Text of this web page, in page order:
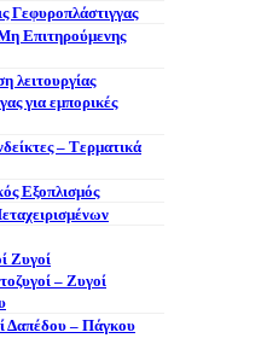
Γεφυροπλάστιγγας
Επιτηρούμενης
λειτουργίας
για εμπορικές
– Tερματικά
Εξοπλισμός
Ζυγοί
– Ζυγοί
Δαπέδου – Πάγκου